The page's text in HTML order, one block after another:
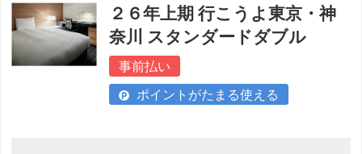
２６年上期 行こうよ東京・神
奈川 スタンダードダブル
事前払い
ポイントがたまる使える